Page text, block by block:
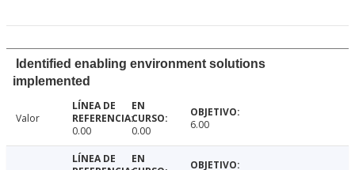
Identified enabling environment solutions
implemented
Valor
0.00
0.00 6.00